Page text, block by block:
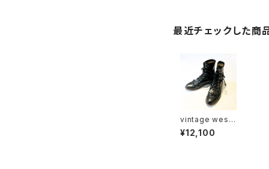
最近チェックした商
vintage west
ern boots "Ju
stin made"
¥12,100